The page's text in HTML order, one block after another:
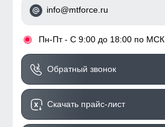
info@mtforce.ru
• Пн-Пт - С 9:00 до 18:00 по МСК
Обратный звонок
Скачать прайс-лист